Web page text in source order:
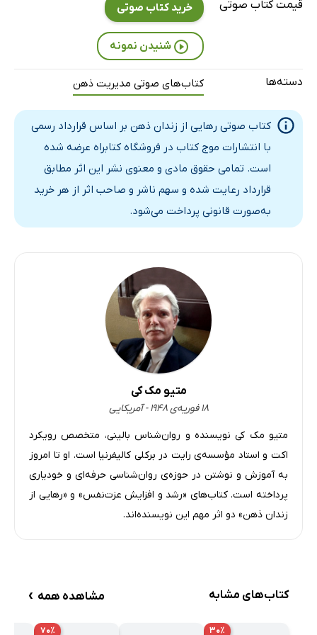
قسمت سیزده: این فکر چه هدفی را دنبال می‌کند؟
قسمت چهارده: افکارمان چه دنیایی برای ما می‌سازند؟
قسمت شانزده: افکار گمراه‌کننده
3 دقیقه قسمت هفده: افکار شیطانی
5 دقیقه قسمت هجده: بارش افکار
قسمت بیست: نان بیات
قسمت بیست‌ودو: صرف فکر کردن به یک واقعه، باعث
قسمت بیست‌وسه: پذیرفتن یک روز بارانی
قسمت بیست‌وچهار: ذهن تک‌بعدی
قسمت بیست‌وپنج: فکر را به آگاهی‌تان راه بدهید
قسمت بیست‌وشش: در جستجوی نقص‌ها
6 دقیقه قسمت بیست‌وهشت: زنجیرهٔ افکار
4 دقیقه قسمت بیست‌ونه: پاهایتان را حرکت دهید
بخش سوم: هر فکری که به ذهنتان خطور می‌کند، باور نکنید
5 دقیقه قسمت سی‌ودو: قضاوت‌هایتان را رها کنید
4 دقیقه قسمت سی‌وسه: تصویر افکارتان را بکشید
قیمت کتاب صوتی خرید کتاب صوتی
شنیدن نمونه
دسته‌ها کتاب‌های صوتی مدیریت ذهن
کتاب صوتی رهایی از زندان ذهن بر اساس قرارداد رسمی
با انتشارات موج کتاب در فروشگاه کتابراه عرضه شده
است. تمامی حقوق مادی و معنوی نشر این اثر مطابق
قرارداد رعایت شده و سهم ناشر و صاحب اثر از هر خرید
به‌صورت قانونی پرداخت می‌شود.
متیو مک کی
۱۸ فوریه‌ی ۱۹۴۸ - آمریکایی
متیو مک‌ کی نویسنده و روان‌شناس بالینی، متخصص رویکرد
اکت و استاد مؤسسه‌ی رایت در برکلی کالیفرنیا است. او تا امروز
به آموزش و نوشتن در حوزه‌ی روان‌شناسی حرفه‌ای و خودیاری
پرداخته است. کتاب‌های «رشد و افزایش عزت‌نفس» و «رهایی از
زندان ذهن» دو اثر مهم این نویسنده‌اند.
کتاب‌های مشابه مشاهده همه ›
۳۰٪ ۷۰٪